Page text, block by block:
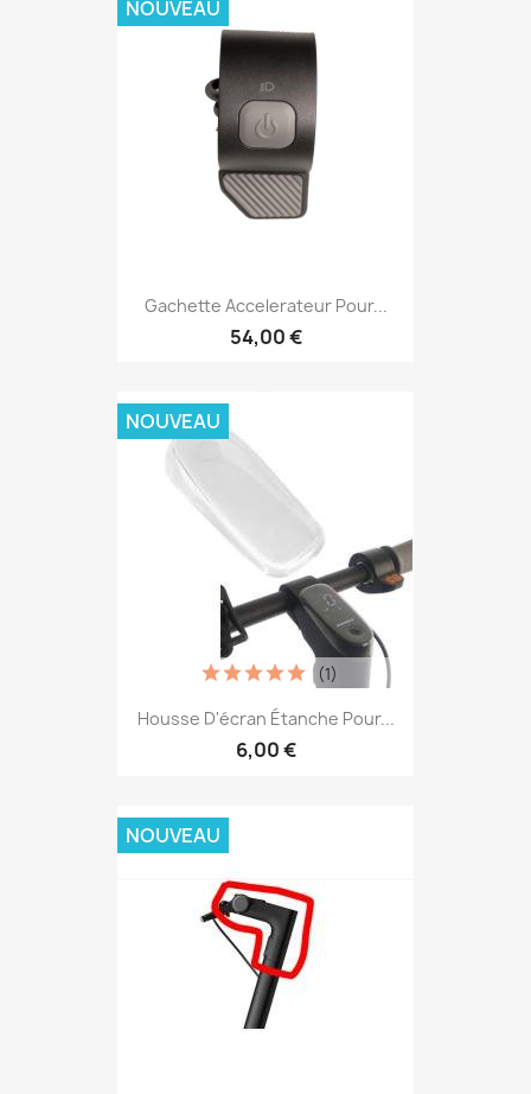
Gachette Accelerateur Pour...
54,00 €
NOUVEAU
Housse D'écran Étanche Pour...
6,00 €
(1)
NOUVEAU
NOUVEAU